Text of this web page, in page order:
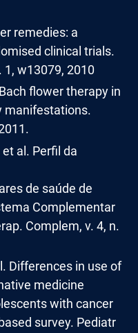
remedies: a
clinical trials.
1, w13079, 2010
flower therapy in
manifestations.
al. Perfil da
de saúde de
Complementar
Complem, v. 4, n.
Differences in use of
medicine
with cancer
survey. Pediatr